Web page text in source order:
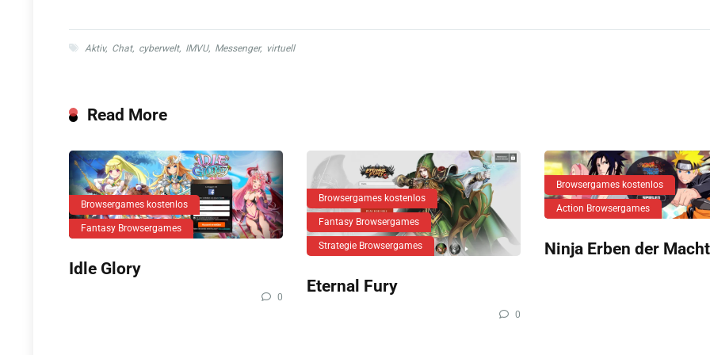
Aktiv, Chat, cyberwelt, IMVU, Messenger, virtuell
Read More
Browsergames kostenlos
Fantasy Browsergames
Idle Glory
0
Browsergames kostenlos
Fantasy Browsergames
Strategie Browsergames
Eternal Fury
0
Browsergames kostenlos
Action Browsergames
Ninja Erben der Macht